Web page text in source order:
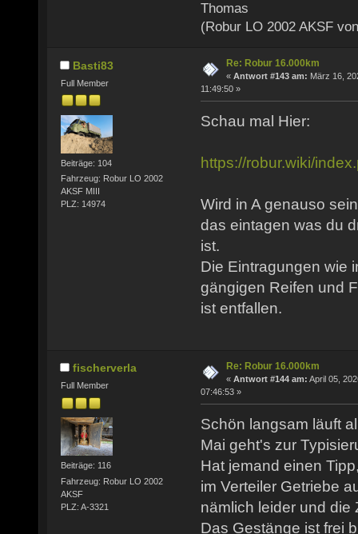
Thomas
(Robur LO 2002 AKSF
Basti83
Full Member
Beiträge: 104
Fahrzeug: Robur LO 2002
AKSF MIII
PLZ: 14974
Re: Robur 16.000km
« Antwort #143 am: März 16,
11:49:50 »
Schau mal Hier:
https://robur.wiki/
Wird in A genauso
das eintagen was du
ist.
Die Eintragungen wie
gängigen Reifen und
ist entfallen.
fischerverla
Full Member
Beiträge: 116
Fahrzeug: Robur LO 2002
AKSF
PLZ: A-3321
Re: Robur 16.000km
« Antwort #144 am: April 05,
07:46:53 »
Schön langsam läuft
Mai geht's zur
Hat jemand einen
im Verteiler Getriebe
nämlich leider und die
Das Gestänge ist frei